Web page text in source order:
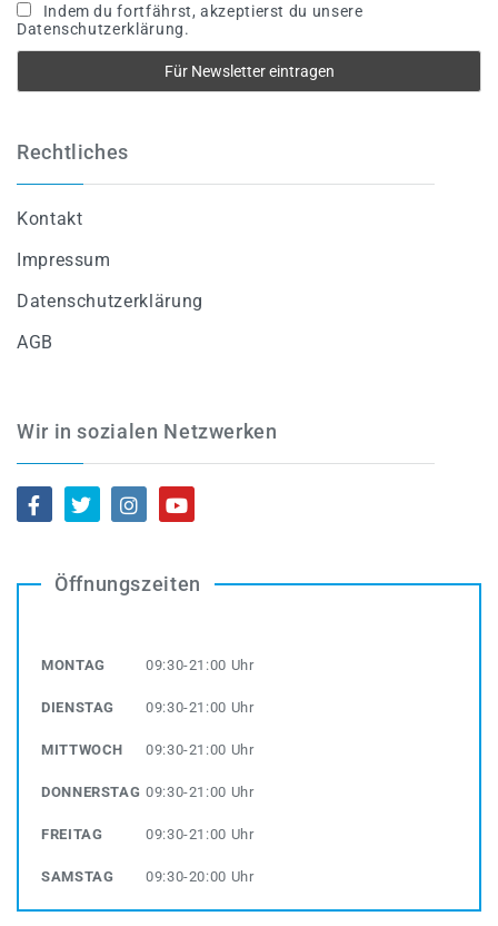
Indem du fortfährst, akzeptierst du unsere
Datenschutzerklärung.
Rechtliches
Kontakt
Impressum
Datenschutzerklärung
AGB
Wir in sozialen Netzwerken
Öffnungszeiten
MONTAG 09:30-21:00 Uhr
DIENSTAG 09:30-21:00 Uhr
MITTWOCH 09:30-21:00 Uhr
DONNERSTAG 09:30-21:00 Uhr
FREITAG 09:30-21:00 Uhr
SAMSTAG 09:30-20:00 Uhr